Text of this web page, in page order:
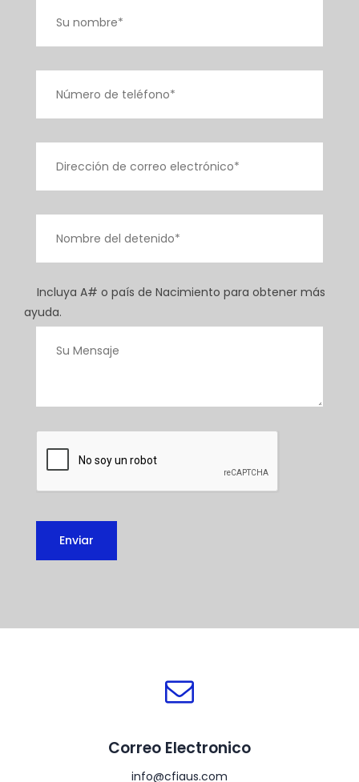
Incluya A# o país de Nacimiento para obtener más
ayuda.
Correo Electronico
info@cfiaus.com